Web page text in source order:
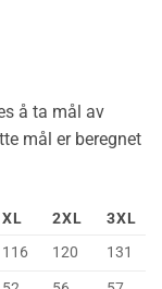
å ta mål av
mål er beregnet
XL 2XL
3XL
116 120
131